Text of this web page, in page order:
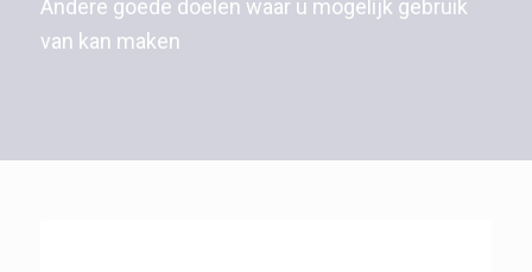
Andere goede doelen waar u mogelijk gebruik
van kan maken